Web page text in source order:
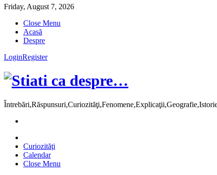
Friday, August 7, 2026
Close Menu
Acasă
Despre
LoginRegister
Curiozităţi
Calendar
Close Menu